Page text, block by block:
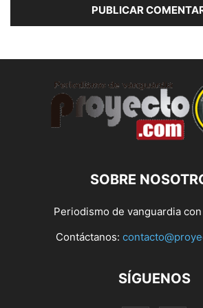
SOBRE
Periodismo de vanguardia
Contáctanos:
SÍGUENOS